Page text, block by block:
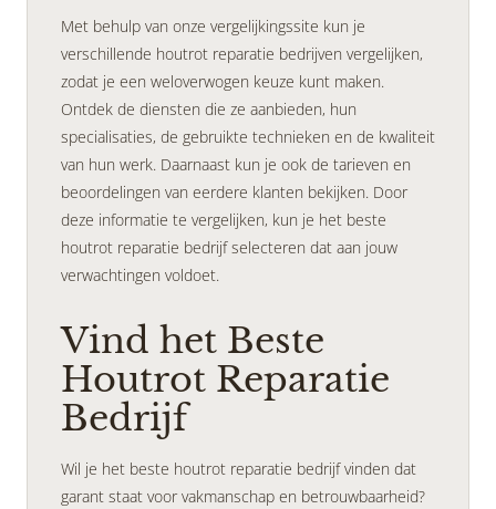
Met behulp van onze vergelijkingssite kun je
verschillende houtrot reparatie bedrijven vergelijken,
zodat je een weloverwogen keuze kunt maken.
Ontdek de diensten die ze aanbieden, hun
specialisaties, de gebruikte technieken en de kwaliteit
van hun werk. Daarnaast kun je ook de tarieven en
beoordelingen van eerdere klanten bekijken. Door
deze informatie te vergelijken, kun je het beste
houtrot reparatie bedrijf selecteren dat aan jouw
verwachtingen voldoet.
Vind het Beste
Houtrot Reparatie
Bedrijf
Wil je het beste houtrot reparatie bedrijf vinden dat
garant staat voor vakmanschap en betrouwbaarheid?